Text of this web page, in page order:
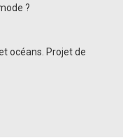
?
océans. Projet de